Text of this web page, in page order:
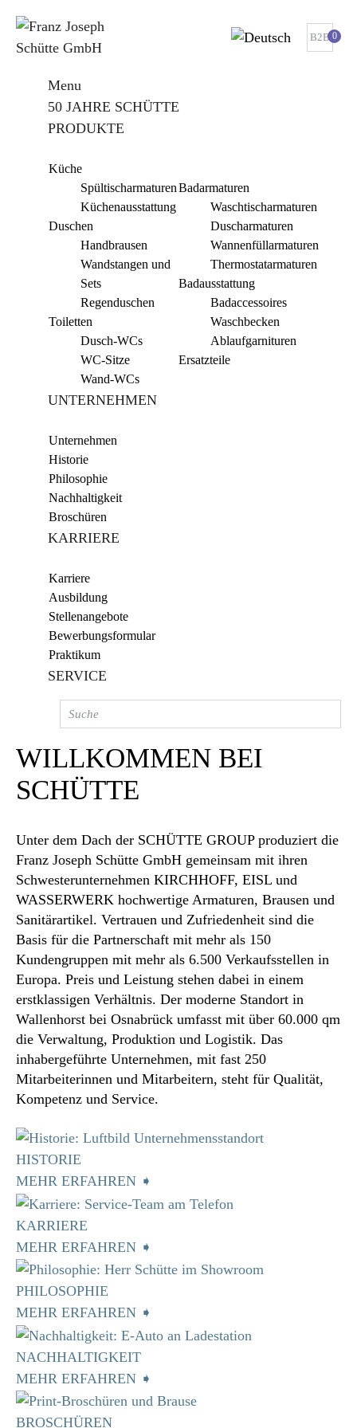
B2B 0
Menu
50 JAHRE SCHÜTTE
PRODUKTE
Küche
Spültischarmaturen
Küchenausstattung
Duschen
Handbrausen
Wandstangen und
Sets
Regenduschen
Toiletten
Dusch-WCs
WC-Sitze
Wand-WCs
Badarmaturen
Waschtischarmaturen
Duscharmaturen
Wannenfüllarmaturen
Thermostatarmaturen
Badausstattung
Badaccessoires
Waschbecken
Ablaufgarnituren
Ersatzteile
UNTERNEHMEN
Unternehmen
Historie
Philosophie
Nachhaltigkeit
Broschüren
KARRIERE
Karriere
Ausbildung
Stellenangebote
Bewerbungsformular
Praktikum
SERVICE
WILLKOMMEN BEI
SCHÜTTE
Unter dem Dach der SCHÜTTE GROUP produziert die
Franz Joseph Schütte GmbH gemeinsam mit ihren
Schwesterunternehmen KIRCHHOFF, EISL und
WASSERWERK hochwertige Armaturen, Brausen und
Sanitärartikel. Vertrauen und Zufriedenheit sind die
Basis für die Partnerschaft mit mehr als 150
Kundengruppen mit mehr als 6.500 Verkaufsstellen in
Europa. Preis und Leistung stehen dabei in einem
erstklassigen Verhältnis. Der moderne Standort in
Wallenhorst bei Osnabrück umfasst mit über 60.000 qm
die Verwaltung, Produktion und Logistik. Das
inhabergeführte Unternehmen, mit fast 250
Mitarbeiterinnen und Mitarbeitern, steht für Qualität,
Kompetenz und Service.
HISTORIE
MEHR ERFAHREN ➧
KARRIERE
MEHR ERFAHREN ➧
PHILOSOPHIE
MEHR ERFAHREN ➧
NACHHALTIGKEIT
MEHR ERFAHREN ➧
BROSCHÜREN